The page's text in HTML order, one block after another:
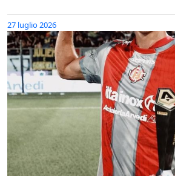
27 luglio 2026